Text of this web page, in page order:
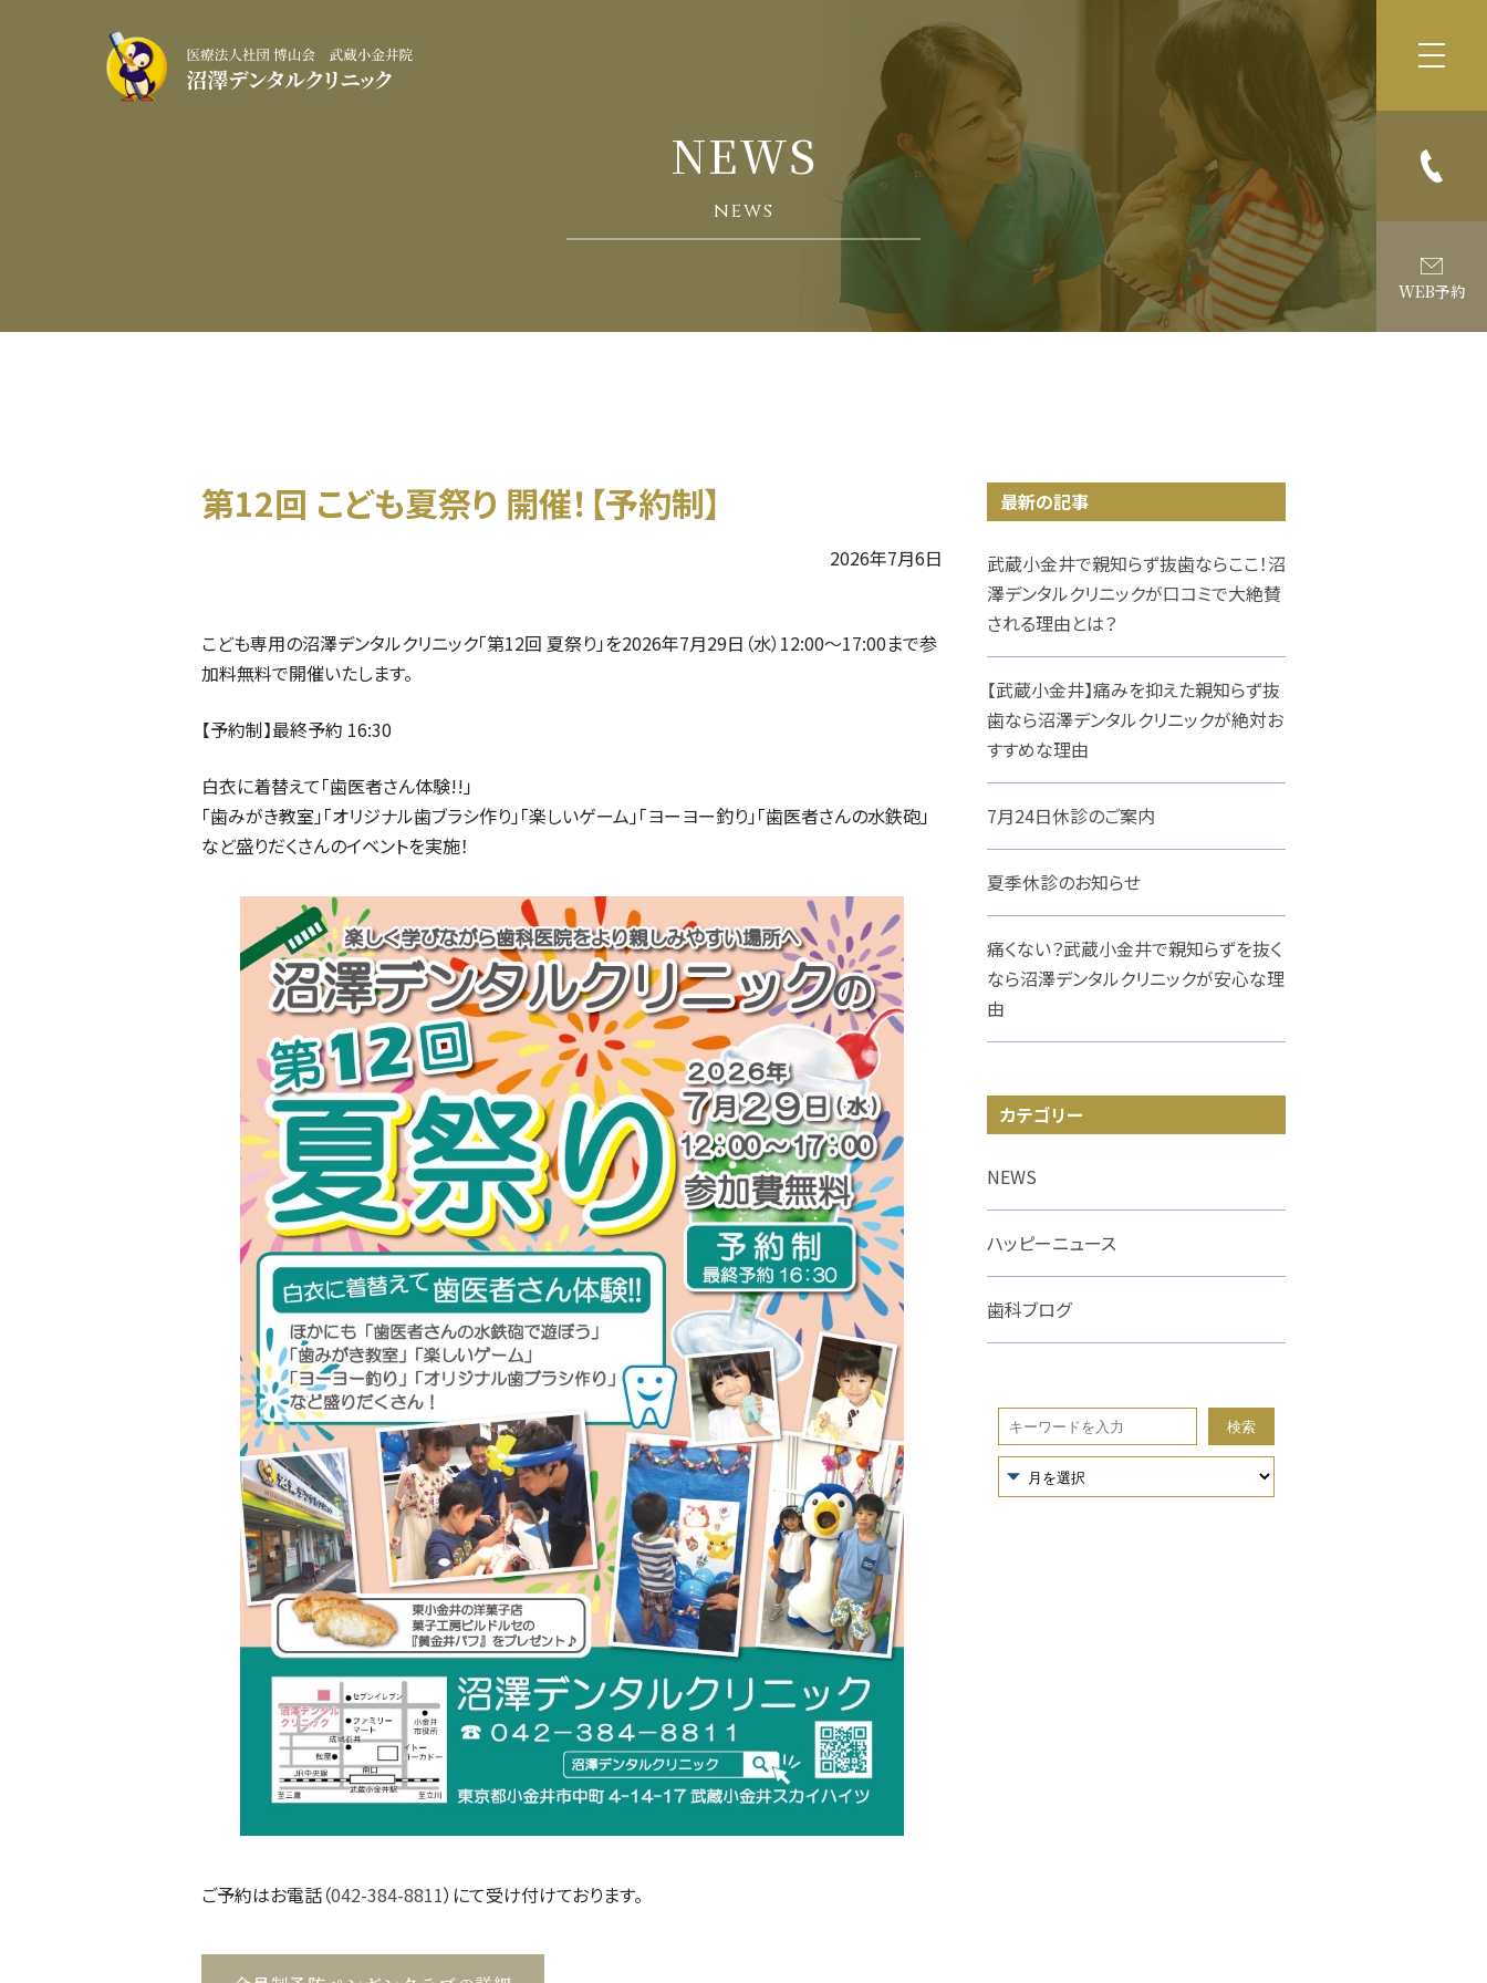
WEB予約
NEWS
news
第12回 こども夏祭り 開催！【予約制】
2026年7月6日
こども専用の沼澤デンタルクリニック「第12回 夏祭り」を2026年7月29日（水）12:00～17:00まで参
加料無料で開催いたします。
【予約制】最終予約 16:30
白衣に着替えて「歯医者さん体験!!」
「歯みがき教室」「オリジナル歯ブラシ作り」「楽しいゲーム」「ヨーヨー釣り」「歯医者さんの水鉄砲」
など盛りだくさんのイベントを実施！
ご予約はお電話（042-384-8811）にて受け付けております。
最新の記事
武蔵小金井で親知らず抜歯ならここ！沼
澤デンタルクリニックが口コミで大絶賛
される理由とは？
【武蔵小金井】痛みを抑えた親知らず抜
歯なら沼澤デンタルクリニックが絶対お
すすめな理由
7月24日休診のご案内
夏季休診のお知らせ
痛くない？武蔵小金井で親知らずを抜く
なら沼澤デンタルクリニックが安心な理
由
カテゴリー
NEWS
ハッピーニュース
歯科ブログ